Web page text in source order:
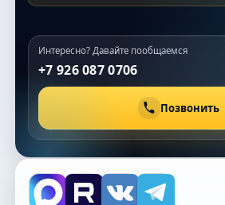
Интересно? Давайте пообщаемся
+7 926 087 0706
Позвонить